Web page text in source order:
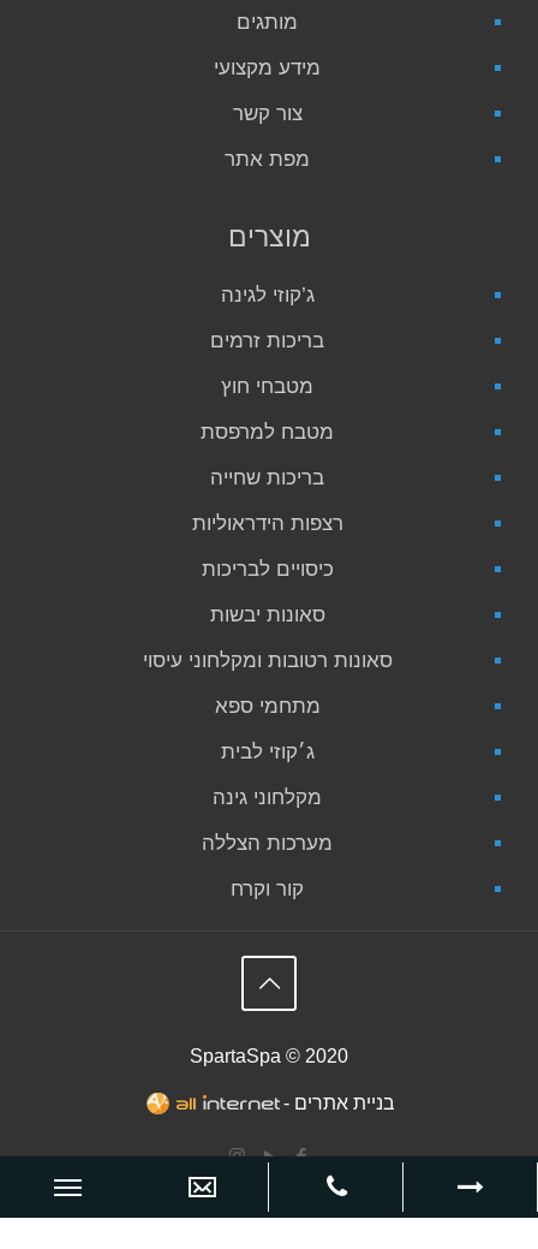
מותגים
מידע מקצועי
צור קשר
מפת אתר
מוצרים
ג’קוזי לגינה
בריכות זרמים
מטבחי חוץ
מטבח למרפסת
בריכות שחייה
רצפות הידראוליות
כיסויים לבריכות
סאונות יבשות
סאונות רטובות ומקלחוני עיסוי
מתחמי ספא
ג׳קוזי לבית
מקלחוני גינה
מערכות הצללה
קור וקרח
SpartaSpa © 2020
בניית אתרים -